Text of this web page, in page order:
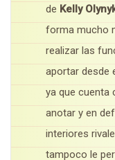
de Kelly
forma mucho
realizar las
aportar desde
ya que cuenta
anotar y en
interiores
tampoco le